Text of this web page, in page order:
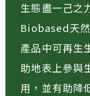
生態盡一己之
Biobased天
產品中可再生
助地表上參與
用，並有助降